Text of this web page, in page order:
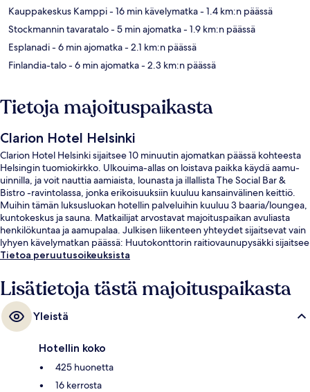
Kauppakeskus Kamppi- 16 min kävelymatka- 1.4 km:n päässä
Stockmannin tavaratalo- 5 min ajomatka- 1.9 km:n päässä
Esplanadi- 6 min ajomatka- 2.1 km:n päässä
Finlandia-talo- 6 min ajomatka- 2.3 km:n päässä
Tietoja majoituspaikasta
Clarion Hotel Helsinki
Clarion Hotel Helsinki sijaitsee 10 minuutin ajomatkan päässä kohteesta
Helsingin tuomiokirkko. Ulkouima-allas on loistava paikka käydä aamu-
uinnilla, ja voit nauttia aamiaista, lounasta ja illallista The Social Bar &
Bistro -ravintolassa, jonka erikoisuuksiin kuuluu kansainvälinen keittiö.
Muihin tämän luksusluokan hotellin palveluihin kuuluu 3 baaria/loungea,
kuntokeskus ja sauna. Matkailijat arvostavat majoituspaikan avuliasta
henkilökuntaa ja aamupalaa. Julkisen liikenteen yhteydet sijaitsevat vain
lyhyen kävelymatkan päässä: Huutokonttorin raitiovaunupysäkki sijaitsee
vain muutaman askeleen päässä ja Länsilinkin raitiovaunupysäkki 5
Tietoa peruutusoikeuksista
Lisätietoja tästä majoituspaikasta
Yleistä
Hotellin koko
425 huonetta
16 kerrosta